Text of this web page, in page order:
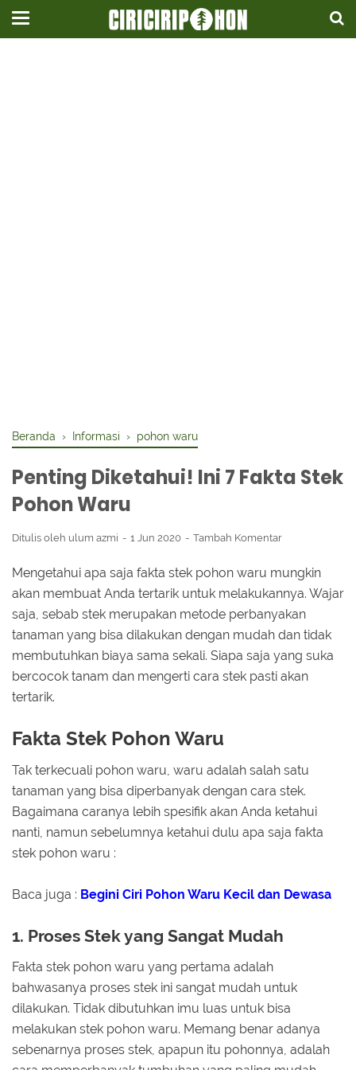
Beranda › Informasi › pohon waru
Penting Diketahui! Ini 7 Fakta Stek
Pohon Waru
Ditulis oleh ulum azmi 1 Jun 2020 Tambah Komentar
Mengetahui apa saja fakta stek pohon waru mungkin
akan membuat Anda tertarik untuk melakukannya. Wajar
saja, sebab stek merupakan metode perbanyakan
tanaman yang bisa dilakukan dengan mudah dan tidak
membutuhkan biaya sama sekali. Siapa saja yang suka
bercocok tanam dan mengerti cara stek pasti akan
tertarik.
Fakta Stek Pohon Waru
Tak terkecuali pohon waru, waru adalah salah satu
tanaman yang bisa diperbanyak dengan cara stek.
Bagaimana caranya lebih spesifik akan Anda ketahui
nanti, namun sebelumnya ketahui dulu apa saja fakta
stek pohon waru :
Baca juga : Begini Ciri Pohon Waru Kecil dan Dewasa
1. Proses Stek yang Sangat Mudah
Fakta stek pohon waru yang pertama adalah
bahwasanya proses stek ini sangat mudah untuk
dilakukan. Tidak dibutuhkan imu luas untuk bisa
melakukan stek pohon waru. Memang benar adanya
sebenarnya proses stek, apapun itu pohonnya, adalah